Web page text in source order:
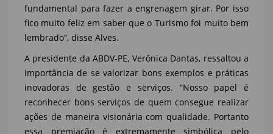
fundamental para fazer a engrenagem girar. Por isso
fico muito feliz em saber que o Turismo foi muito bem
lembrado”, disse Alves.
A presidente da ABDV-PE, Verônica Dantas, ressaltou a
importância de se valorizar bons exemplos e práticas
inovadoras de gestão e serviços. “Nosso papel é
reconhecer bons serviços de quem consegue realizar
ações de maneira visionária com qualidade. Portanto
essa premiação é extremamente simbólica pelo